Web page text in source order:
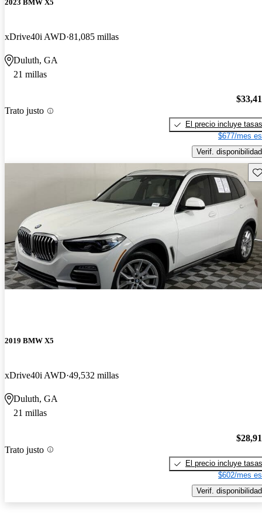
2023 BMW X5
xDrive40i AWD 81,085 millas
Duluth, GA
21 millas
Trato justo
El precio incluye tasas
$677/mes
Verif. disponibilidad
2019 BMW X5
xDrive40i AWD 49,532 millas
Duluth, GA
21 millas
Trato justo
El precio incluye tasas
$602/mes
Verif. disponibilidad